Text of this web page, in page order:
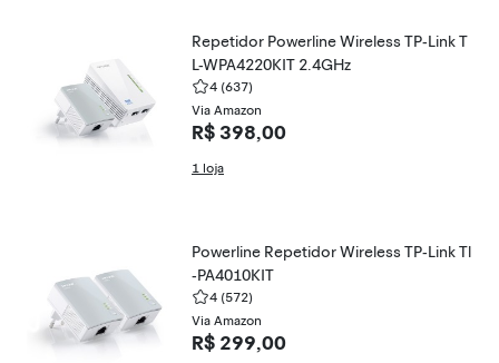
Repetidor Powerline Wireless TP-Link T
L-WPA4220KIT 2.4GHz
4 (637)
Via Amazon
R$ 398,00
1 loja
Powerline Repetidor Wireless TP-Link Tl
-PA4010KIT
4 (572)
Via Amazon
R$ 299,00